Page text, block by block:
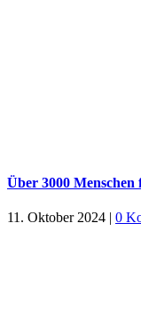
Über 3000 Menschen
11. Oktober 2024 | 0